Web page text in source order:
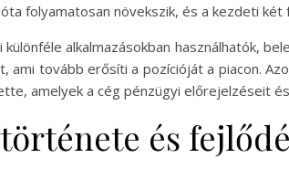
folyamatosan növekszik, és a kezdeti
alkalmazásokban használhatók,
ami tovább erősíti a pozícióját a piacon.
amelyek a cég pénzügyi előrejelzéseit
és